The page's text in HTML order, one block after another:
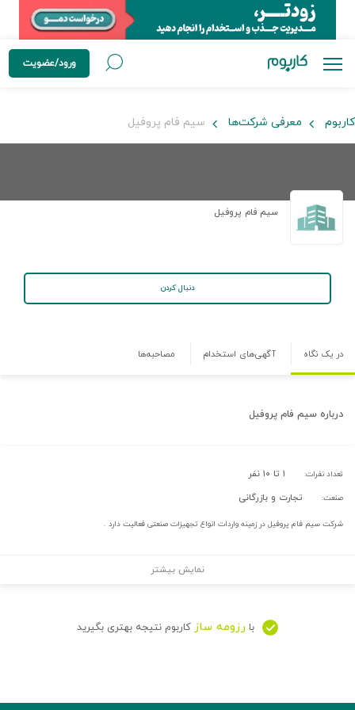
ورود/عضویت
کاربوم معرفی شرکت‌ها سیم فام پروفیل
سیم فام پروفیل
دنبال کردن
در یک نگاه آگهی‌های استخدام مصاحبه‌ها
درباره سیم فام پروفیل
تعداد نفرات: ۱ تا ۱۰ نفر
صنعت: تجارت و بازرگانی
شرکت سیم فام پروفیل در زمینه واردات انواع تجهیزات صنعتی فعالیت دارد .
نمایش بیشتر
با رزومه ساز کاربوم نتیجه بهتری بگیرید